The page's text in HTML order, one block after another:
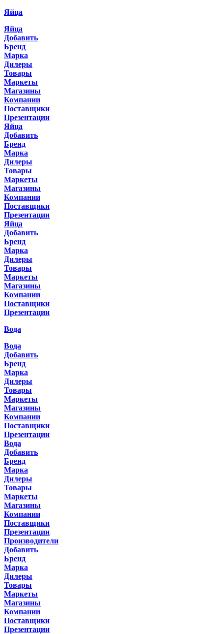
Яйца
Яйца
Добавить
Бренд
Марка
Дилеры
Товары
Маркеты
Магазины
Компании
Поставщики
Презентации
Яйца
Добавить
Бренд
Марка
Дилеры
Товары
Маркеты
Магазины
Компании
Поставщики
Презентации
Яйца
Добавить
Бренд
Марка
Дилеры
Товары
Маркеты
Магазины
Компании
Поставщики
Презентации
Вода
Вода
Добавить
Бренд
Марка
Дилеры
Товары
Маркеты
Магазины
Компании
Поставщики
Презентации
Вода
Добавить
Бренд
Марка
Дилеры
Товары
Маркеты
Магазины
Компании
Поставщики
Презентации
Производители
Добавить
Бренд
Марка
Дилеры
Товары
Маркеты
Магазины
Компании
Поставщики
Презентации